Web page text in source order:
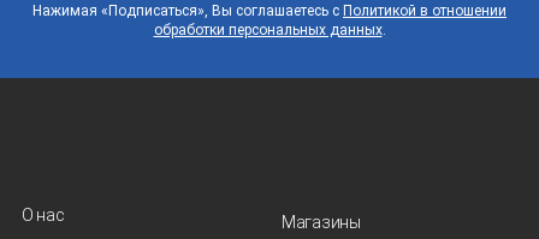
Нажимая «Подписаться», Вы соглашаетесь с Политикой в отношении
обработки персональных данных.
О нас Магазины